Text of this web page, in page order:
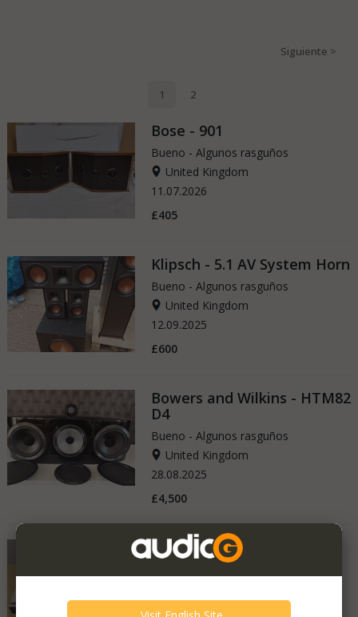
Bose - 901
Bueno - Algunos rasguños
United Kingdom
11.07.2026
£405
Klipsch - 5.1 AV System Horn
Bueno - Algunos rasguños
United Kingdom
12.09.2025
£600
Bowers and Wilkins - HTM82
D4
Bueno - Algunos rasguños
United Kingdom
28.08.2025
£4,500
Cyrus - Lyric
15.06.2025